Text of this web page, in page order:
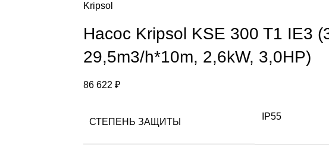
Kripsol
Насос Kripsol KSE 300 T1 IE3
29,5m3/h*10m, 2,6kW, 3,0HP)
86 622 ₽
СТЕПЕНЬ ЗАЩИТЫ
IP55